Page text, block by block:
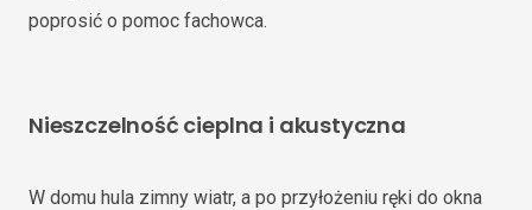
poprosić o pomoc fachowca.
Nieszczelność cieplna i akustyczna
W domu hula zimny wiatr, a po przyłożeniu ręki do okna